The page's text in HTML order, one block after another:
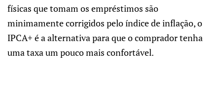
físicas que tomam os empréstimos são
minimamente corrigidos pelo índice de inflação, o
IPCA+ é a alternativa para que o comprador tenha
uma taxa um pouco mais confortável.